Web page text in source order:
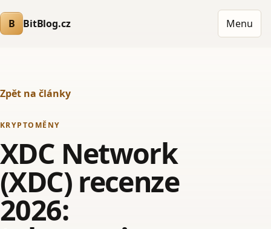
B BitBlog.cz Menu
Zpět na články
KRYPTOMĚNY
XDC Network
(XDC) recenze
2026: